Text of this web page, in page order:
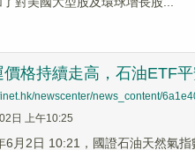
價格持續走高，石油ETF
newscenter/news_content/
日 上午10:25
6月2日 10:21，國證石油天然氣